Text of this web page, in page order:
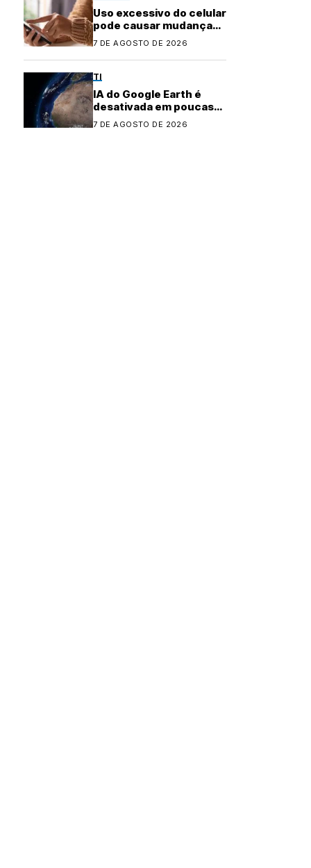
Uso excessivo do celular
pode causar mudanças
físicas no corpo
7 DE AGOSTO DE 2026
TI
IA do Google Earth é
desativada em poucas
horas após controvérsia
7 DE AGOSTO DE 2026